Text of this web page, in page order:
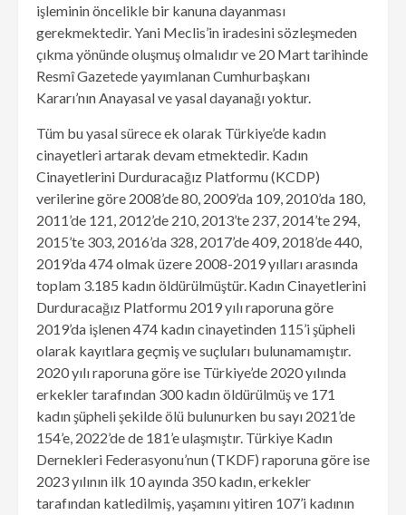
işleminin öncelikle bir kanuna dayanması
gerekmektedir. Yani Meclis’in iradesini sözleşmeden
çıkma yönünde oluşmuş olmalıdır ve 20 Mart tarihinde
Resmî Gazetede yayımlanan Cumhurbaşkanı
Kararı’nın Anayasal ve yasal dayanağı yoktur.
Tüm bu yasal sürece ek olarak Türkiye’de kadın
cinayetleri artarak devam etmektedir. Kadın
Cinayetlerini Durduracağız Platformu (KCDP)
verilerine göre 2008’de 80, 2009’da 109, 2010’da 180,
2011’de 121, 2012’de 210, 2013’te 237, 2014’te 294,
2015’te 303, 2016’da 328, 2017’de 409, 2018’de 440,
2019’da 474 olmak üzere 2008-2019 yılları arasında
toplam 3.185 kadın öldürülmüştür.Kadın Cinayetlerini
Durduracağız Platformu 2019 yılı raporuna göre
2019’da işlenen 474 kadın cinayetinden 115’i şüpheli
olarak kayıtlara geçmiş ve suçluları bulunamamıştır.
2020 yılı raporuna göre ise Türkiye’de 2020 yılında
erkekler tarafından 300 kadın öldürülmüş ve 171
kadın şüpheli şekilde ölü bulunurken bu sayı 2021’de
154’e, 2022’de de 181’e ulaşmıştır. Türkiye Kadın
Dernekleri Federasyonu’nun (TKDF) raporuna göre ise
2023 yılının ilk 10 ayında 350 kadın, erkekler
tarafından katledilmiş, yaşamını yitiren 107’i kadının